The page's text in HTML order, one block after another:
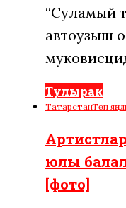
“Суламый
автоузыш
Тулырак
ТатарстанТөп
юлы
[фото]